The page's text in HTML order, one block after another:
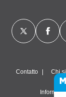
Contatto Chi